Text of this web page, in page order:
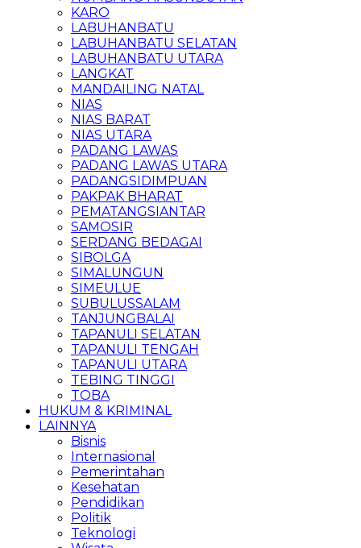
KARO
LABUHANBATU
LABUHANBATU SELATAN
LABUHANBATU UTARA
LANGKAT
MANDAILING NATAL
NIAS
NIAS BARAT
NIAS UTARA
PADANG LAWAS
PADANG LAWAS UTARA
PADANGSIDIMPUAN
PAKPAK BHARAT
PEMATANGSIANTAR
SAMOSIR
SERDANG BEDAGAI
SIBOLGA
SIMALUNGUN
SIMEULUE
SUBULUSSALAM
TANJUNGBALAI
TAPANULI SELATAN
TAPANULI TENGAH
TAPANULI UTARA
TEBING TINGGI
TOBA
HUKUM & KRIMINAL
LAINNYA
Bisnis
Internasional
Pemerintahan
Kesehatan
Pendidikan
Politik
Teknologi